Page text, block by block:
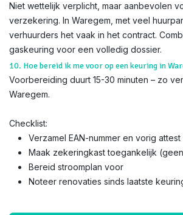
Niet wettelijk verplicht, maar aanbevolen
verzekering. In Waregem, met veel
verhuurders het vaak in het contract.
gaskeuring voor een volledig dossier.
10. Hoe bereid ik me voor op een keuring in
Voorbereiding duurt 15-30 minuten – zo
Waregem.
Checklist:
Verzamel EAN-nummer en vorig attest
Maak zekeringkast toegankelijk
Bereid stroomplan voor
Noteer renovaties sinds laatste